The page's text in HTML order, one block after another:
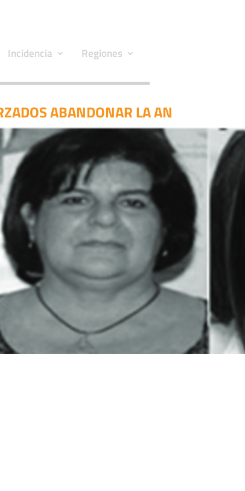
Incidencia Regiones
ABANDONAR LA AN